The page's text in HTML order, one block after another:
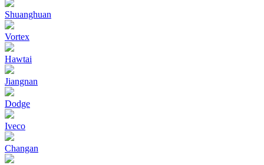
Shuanghuan
Vortex
Hawtai
Jiangnan
Dodge
Iveco
Changan